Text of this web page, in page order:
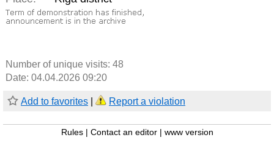
Number of unique visits: 48
Date: 04.04.2026 09:20
Add to favorites Report a violation
Rules Contact an editor www version